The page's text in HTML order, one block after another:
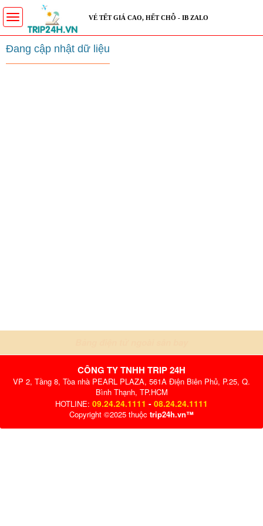
Toggle
navigation
VÉ TẾT GIÁ CAO, HẾT CHỖ - IB ZALO
Đang cập nhật dữ liệu
CÔNG TY TNHH TRIP 24H
VP 2, Tầng 8, Tòa nhà PEARL PLAZA, 561A Điện Biên Phủ, P.25, Q.
Bình Thạnh, TP.HCM
HOTLINE: 09.24.24.1111 - 08.24.24.1111
Copyright ©2025 thuộc trip24h.vn™